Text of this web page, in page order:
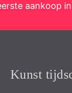
aankoop
Kunst